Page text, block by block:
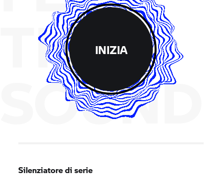
THE
SOUND
INIZIA
Silenziatore di serie